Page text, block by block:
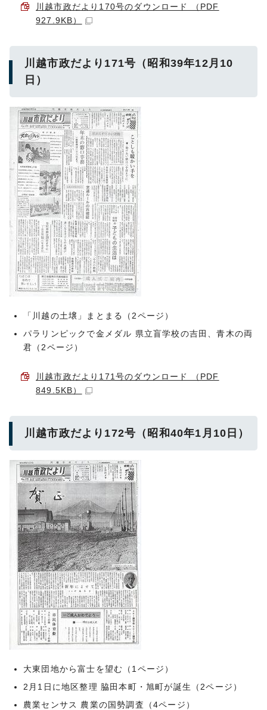
川越市政だより170号のダウンロード （PDF
927.9KB）
川越市政だより171号（昭和39年12月10
日）
「川越の土壌」まとまる（2ページ）
パラリンピックで金メダル 県立盲学校の吉田、青木の両
君（2ページ）
川越市政だより171号のダウンロード （PDF
849.5KB）
川越市政だより172号（昭和40年1月10日）
大東団地から富士を望む（1ページ）
2月1日に地区整理 脇田本町・旭町が誕生（2ページ）
農業センサス 農業の国勢調査（4ページ）